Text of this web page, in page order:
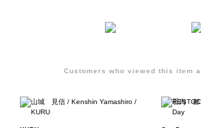
Customers who viewed this item